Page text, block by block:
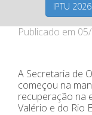
IPTU 2026
Publicado em
A Secretaria de
começou na
recuperação na
Valério e do Rio